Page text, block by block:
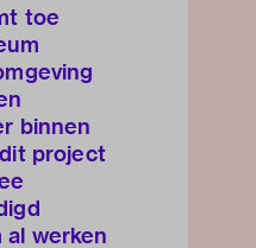
toe
binnen
project
al werken